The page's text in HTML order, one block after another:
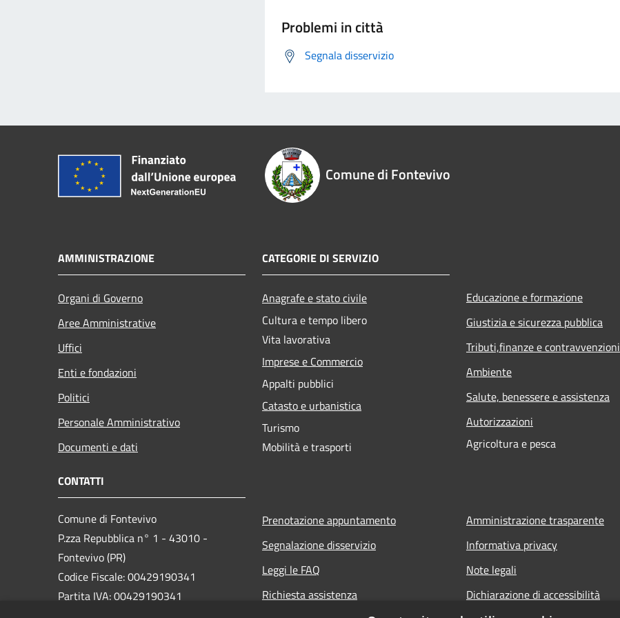
Problemi in città
Segnala disservizio
Comune di Fontevivo
AMMINISTRAZIONE
Organi di Governo
Aree Amministrative
Uffici
Enti e fondazioni
Politici
Personale Amministrativo
Documenti e dati
CATEGORIE DI SERVIZIO
Anagrafe e stato civile
Cultura e tempo libero
Vita lavorativa
Imprese e Commercio
Appalti pubblici
Catasto e urbanistica
Turismo
Mobilità e trasporti
Educazione e formazione
Giustizia e sicurezza pubblica
Tributi,finanze e contravvenzioni
Ambiente
Salute, benessere e assistenza
Autorizzazioni
Agricoltura e pesca
CONTATTI
Comune di Fontevivo
P.zza Repubblica n° 1 - 43010 -
Fontevivo (PR)
Codice Fiscale: 00429190341
Partita IVA: 00429190341
Prenotazione appuntamento
Segnalazione disservizio
Leggi le FAQ
Richiesta assistenza
Amministrazione trasparente
Informativa privacy
Note legali
Dichiarazione di accessibilità